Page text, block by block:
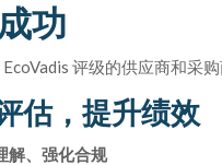
功
评级的供应商和采购
估，提升绩效
解、强化合规